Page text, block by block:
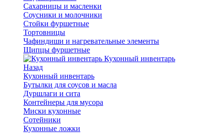
Сахарницы и масленки
Соусники и молочники
Стойки фуршетные
Тортовницы
Чафиндиши и нагревательные элементы
Щипцы фуршетные
Кухонный инвентарь
Назад
Кухонный инвентарь
Бутылки для соусов и масла
Дуршлаги и сита
Контейнеры для мусора
Миски кухонные
Сотейники
Кухонные ложки